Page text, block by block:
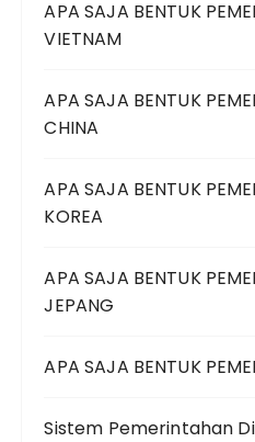
APA SAJA BENTUK
VIETNAM
APA SAJA BENTUK
CHINA
APA SAJA BENTUK
KOREA
APA SAJA BENTUK
JEPANG
APA SAJA BENTUK
Sistem Pemerintahan